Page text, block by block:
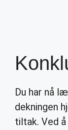
Du har nå
dekningen
tiltak. Ved